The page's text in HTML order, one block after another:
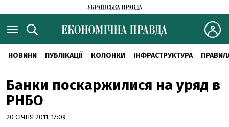
НОВИНИ ПУБЛІКАЦІЇ КОЛОНКИ ІНФРАСТРУКТУРА
Банки поскаржилися на уряд в
РНБО
20 СІЧНЯ 2011, 17:09